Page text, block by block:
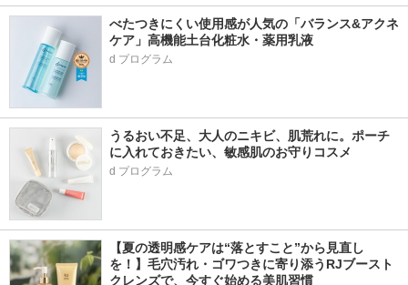
べたつきにくい使用感が人気の「バランス&アクネ
ケア」高機能土台化粧水・薬用乳液
うるおい不足、大人のニキビ、肌荒れに。ポーチ
に入れておきたい、敏感肌のお守りコスメ
d プログラム
【夏の透明感ケアは“落とすこと”から見直し
を！】毛穴汚れ・ゴワつきに寄り添うRJブースト
クレンズで、今すぐ始める美肌習慣